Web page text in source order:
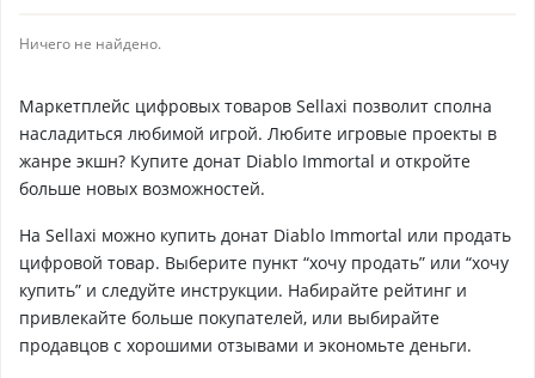
Ничего не найдено.
Маркетплейс цифровых товаров Sellaxi позволит сполна
насладиться любимой игрой. Любите игровые проекты в
жанре экшн? Купите донат Diablo Immortal и откройте
больше новых возможностей.
На Sellaxi можно купить донат Diablo Immortal или продать
цифровой товар. Выберите пункт “хочу продать” или “хочу
купить” и следуйте инструкции. Набирайте рейтинг и
привлекайте больше покупателей, или выбирайте
продавцов с хорошими отзывами и экономьте деньги.